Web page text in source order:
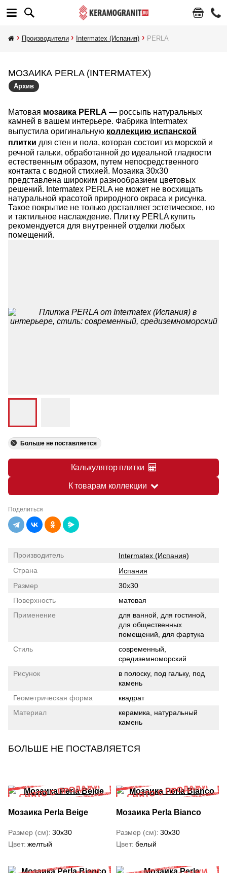
Производители Intermatex (Испания) PERLA
МОЗАИКА PERLA (INTERMATEX)
Архив
Матовая мозаика PERLA — россыпь натуральных
камней в вашем интерьере. Фабрика Intermatex
выпустила оригинальную коллекцию испанской
плитки для стен и пола, которая состоит из морской и
речной гальки, обработанной до идеальной гладкости
естественным образом, путем непосредственного
контакта с водной стихией. Мозаика 30х30
представлена широким разнообразием цветовых
решений. Intermatex PERLA не может не восхищать
натуральной красотой природного окраса и рисунка.
Такое покрытие не только доставляет эстетическое, но
и тактильное наслаждение. Плитку PERLA купить
рекомендуется для внутренней отделки любых
помещений.
Больше не поставляется
Калькулятор плитки
К товарам коллекции
Поделиться
Производитель
Intermatex (Испания)
Страна
Испания
Размер
30x30
Поверхность
матовая
Применение
для ванной, для гостиной,
для общественных
помещений, для фартука
Стиль
современный,
средиземноморский
Рисунок
в полоску, под гальку, под
камень
Геометрическая форма
квадрат
Материал
керамика, натуральный
камень
БОЛЬШЕ НЕ ПОСТАВЛЯЕТСЯ
Мозаика Perla Beige
Размер (см) 30x30
Цвет желтый
Мозаика Perla Bianco
Размер (см) 30x30
Цвет белый